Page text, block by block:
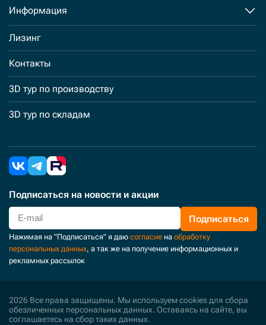
Информация
Лизинг
Контакты
3D тур по производству
3D тур по складам
Подписаться на новости и акции
Подписаться
Нажимая на "Подписаться" я даю согласие на обработку
персональных данных, а так же на получение информационных и
рекламных рассылок
2026 Все права защищены. Мы используем cookies для сбора
обезличенных персональных данных. Оставаясь на сайте, вы
соглашаетесь на сбор таких данных.